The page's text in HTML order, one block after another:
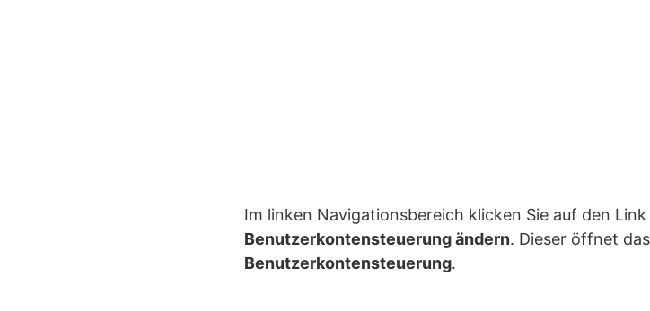
Im linken Navigationsbereich klicken Sie auf den Link
Benutzerkontensteuerung ändern. Dieser öffnet
Benutzerkontensteuerung.